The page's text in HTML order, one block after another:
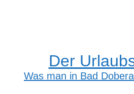
Der
Was man in Bad